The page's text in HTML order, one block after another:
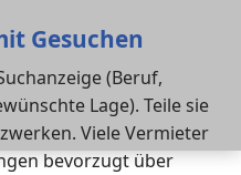
Gesuchen
(Beruf,
Lage). Teile sie
Viele Vermieter
bevorzugt über